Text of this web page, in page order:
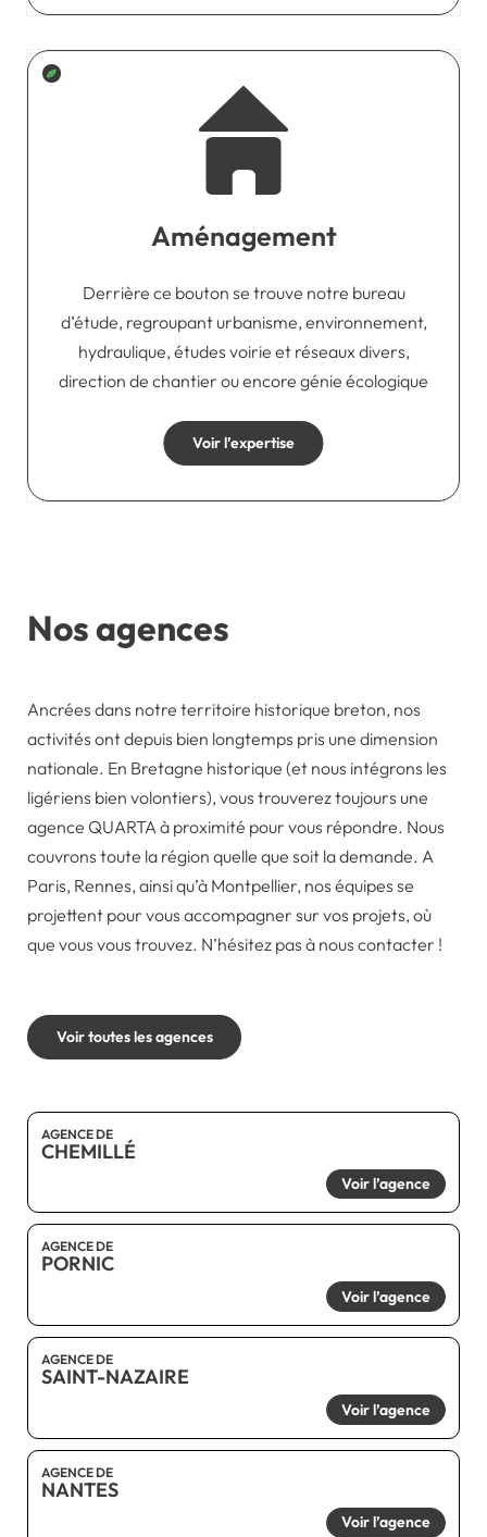
Aménagement
Derrière ce bouton se trouve notre bureau
d’étude, regroupant urbanisme, environnement,
hydraulique, études voirie et réseaux divers,
direction de chantier ou encore génie écologique
Voir l’expertise
Nos agences
Ancrées dans notre territoire historique breton, nos
activités ont depuis bien longtemps pris une dimension
nationale. En Bretagne historique (et nous intégrons les
ligériens bien volontiers), vous trouverez toujours une
agence QUARTA à proximité pour vous répondre. Nous
couvrons toute la région quelle que soit la demande. A
Paris, Rennes, ainsi qu’à Montpellier, nos équipes se
projettent pour vous accompagner sur vos projets, où
que vous vous trouvez. N’hésitez pas à nous contacter !
Voir toutes les agences
AGENCE DE
CHEMILLÉ
Voir l’agence
AGENCE DE
PORNIC
Voir l’agence
AGENCE DE
SAINT-NAZAIRE
Voir l’agence
AGENCE DE
NANTES
Voir l’agence